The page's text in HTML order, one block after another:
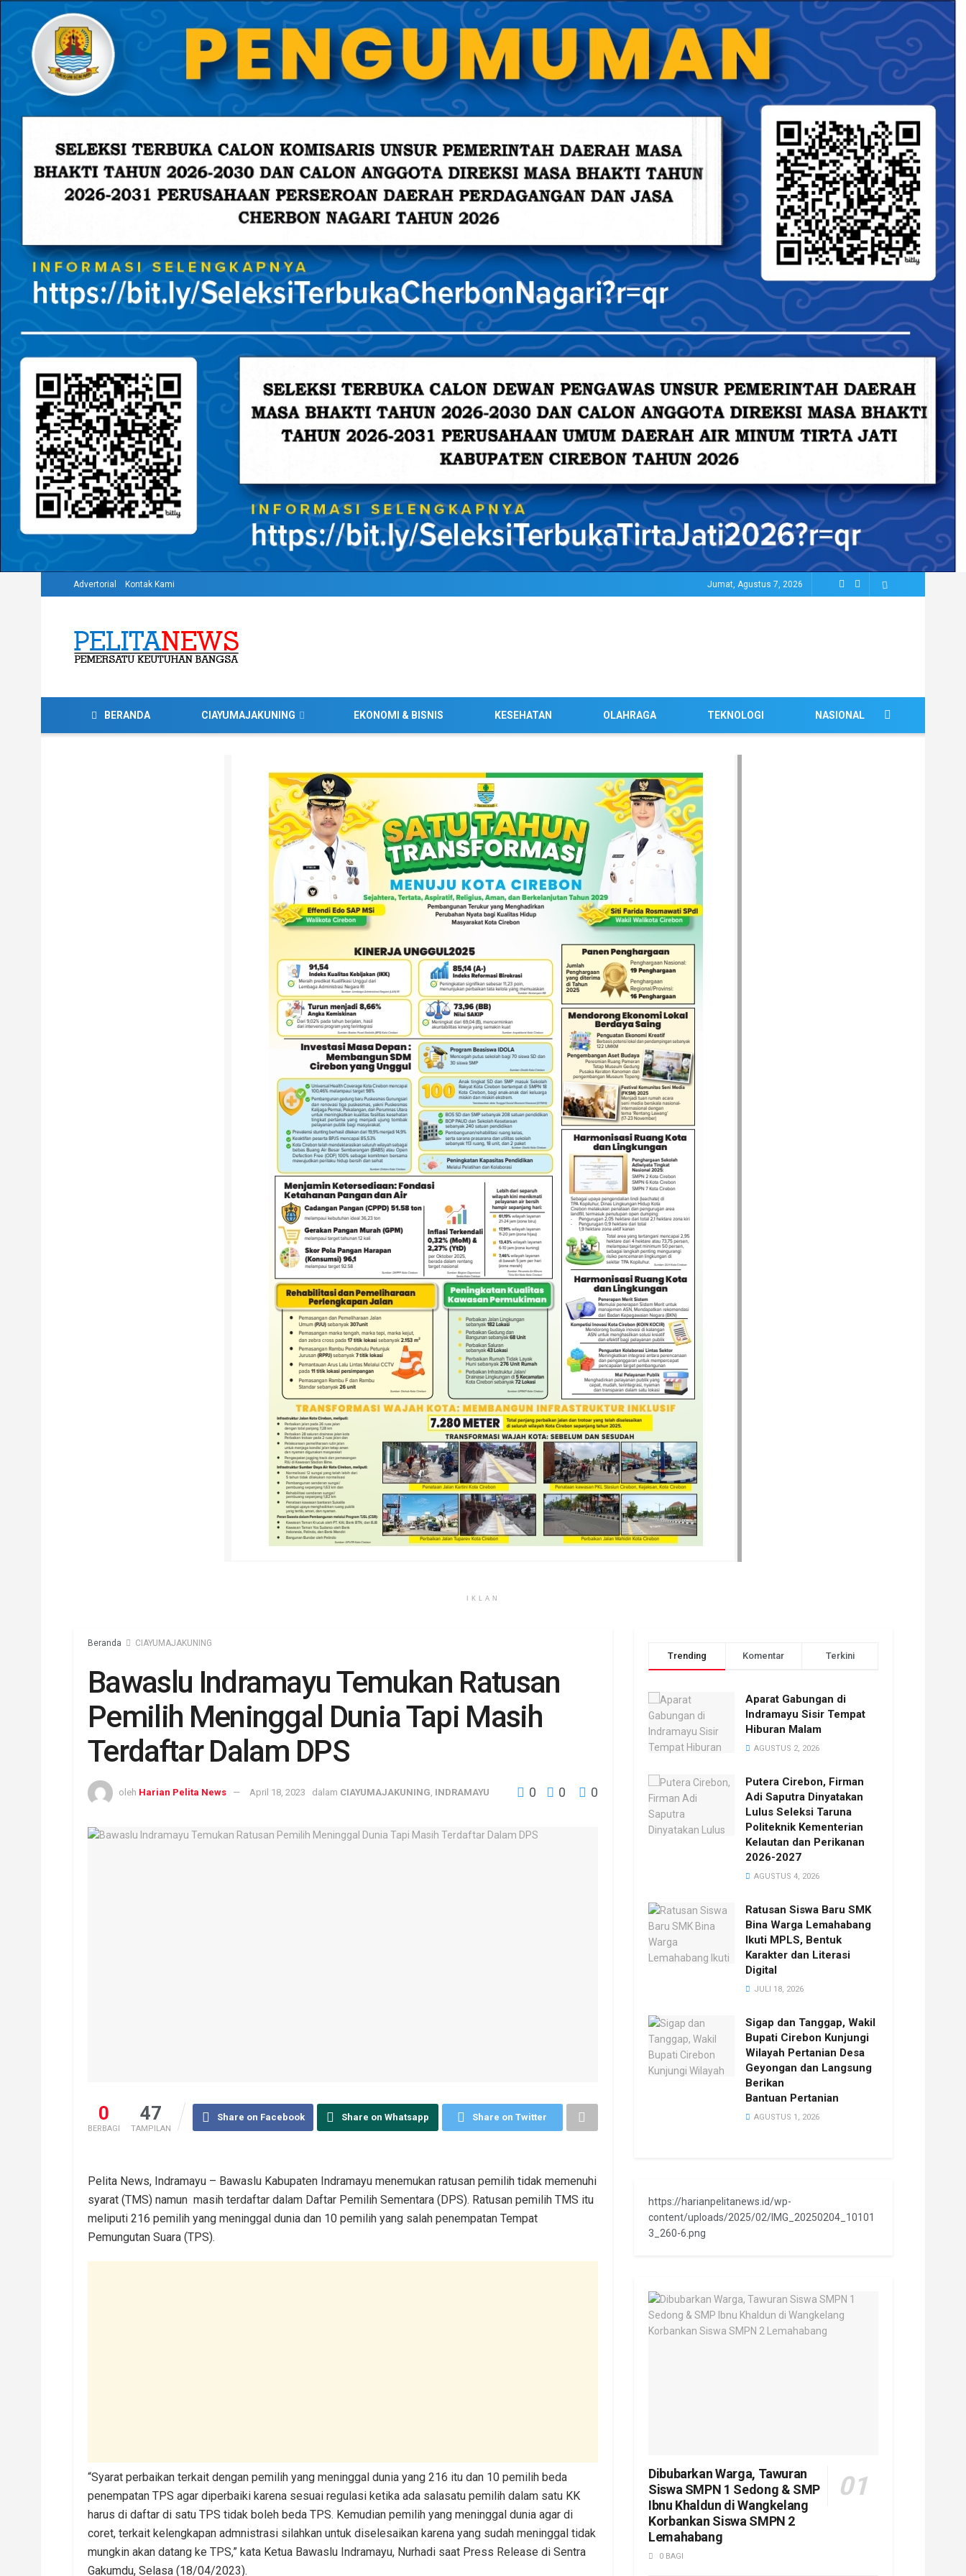
Advertorial Kontak Kami Jumat, Agustus 7, 2026
BERANDA CIAYUMAJAKUNING EKONOMI & BISNIS KESEHATAN OLAHRAGA TEKNOLOGI NASIONAL
IKLAN
Beranda CIAYUMAJAKUNING
Bawaslu Indramayu Temukan Ratusan
Pemilih Meninggal Dunia Tapi Masih
Terdaftar Dalam DPS
oleh Harian Pelita News April 18, 2023 dalam CIAYUMAJAKUNING, INDRAMAYU 0 0 0
0
BERBAGI
47
TAMPILAN
Share on Facebook Share on Whatsapp Share on Twitter
Pelita News, Indramayu – Bawaslu Kabupaten Indramayu menemukan ratusan pemilih tidak memenuhi
syarat (TMS) namun masih terdaftar dalam Daftar Pemilih Sementara (DPS). Ratusan pemilih TMS itu
meliputi 216 pemilih yang meninggal dunia dan 10 pemilih yang salah penempatan Tempat
Pemungutan Suara (TPS).
“Syarat perbaikan terkait dengan pemilih yang meninggal dunia yang 216 itu dan 10 pemilih beda
penempatan TPS agar diperbaiki karena sesuai regulasi ketika ada salasatu pemilih dalam satu KK
harus di daftar di satu TPS tidak boleh beda TPS. Kemudian pemilih yang meninggal dunia agar di
coret, terkait kelengkapan admnistrasi silahkan untuk diselesaikan karena yang sudah meninggal tidak
mungkin akan datang ke TPS,” kata Ketua Bawaslu Indramayu, Nurhadi saat Press Release di Sentra
Gakumdu, Selasa (18/04/2023).
Trending Komentar Terkini
Aparat Gabungan di
Indramayu Sisir Tempat
Hiburan Malam
AGUSTUS 2, 2026
Putera Cirebon, Firman
Adi Saputra Dinyatakan
Lulus Seleksi Taruna
Politeknik Kementerian
Kelautan dan Perikanan
2026-2027
AGUSTUS 4, 2026
Ratusan Siswa Baru SMK
Bina Warga Lemahabang
Ikuti MPLS, Bentuk
Karakter dan Literasi
Digital
JULI 18, 2026
Sigap dan Tanggap, Wakil
Bupati Cirebon Kunjungi
Wilayah Pertanian Desa
Geyongan dan Langsung
Berikan
Bantuan Pertanian
AGUSTUS 1, 2026
https://harianpelitanews.id/wp-
content/uploads/2025/02/IMG_20250204_10101
3_260-6.png
Dibubarkan Warga, Tawuran
Siswa SMPN 1 Sedong & SMP
Ibnu Khaldun di Wangkelang
Korbankan Siswa SMPN 2
Lemahabang
0 BAGI